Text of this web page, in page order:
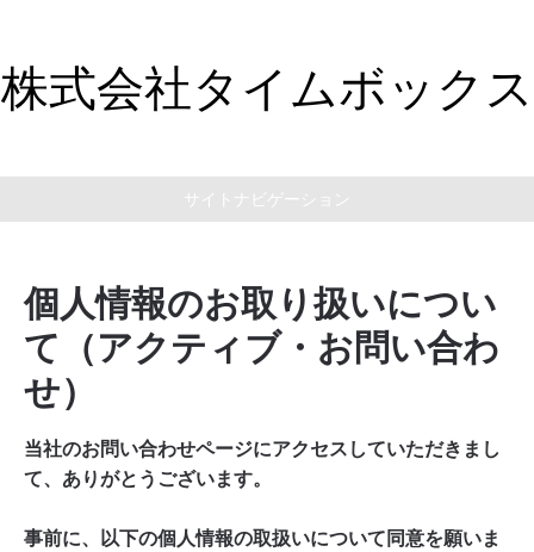
株式会社タイムボックス
サイトナビゲーション
個人情報のお取り扱いについ
て（アクティブ・お問い合わ
せ）
当社のお問い合わせページにアクセスしていただきまし
て、ありがとうございます。
事前に、以下の個人情報の取扱いについて同意を願いま